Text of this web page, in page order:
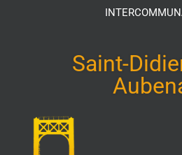
Saint-